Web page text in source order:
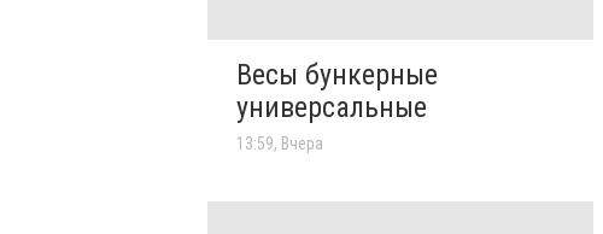
Весы бункерные
универсальные
13:59, Вчера